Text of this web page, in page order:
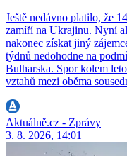
Ještě nedávno platilo, že
zamíří na Ukrajinu. Nyní
nakonec získat jiný
týdnů nedohodne na
Bulharska. Spor kolem
vztahů mezi oběma
Aktuálně.cz - Zprávy
3. 8. 2026, 14:01